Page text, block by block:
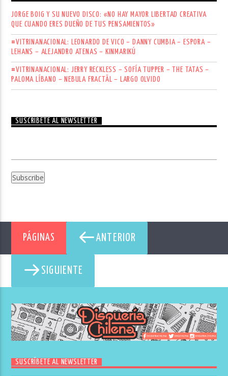
JORGE BOIG Y SU NUEVO DISCO: «NO HAY MAYOR LIBERTAD CREATIVA
QUE CUANDO ERES DUEÑO DE TUS PENSAMIENTOS»
#VITRINANACIONAL: LEONARDO DE VICO – DANNY CUMBIA – ESPORA –
LEHANS – ALEJANDRO ATENAS – KINMARIKÚ
#VITRINANACIONAL: JERRY RECKLESS – SOFÍA TUPPER – THE TATAS –
PALOMA LÍBANO – NEBULA FRACTÄL – LARGO OLVIDO
SUSCRÍBETE AL NEWSLETTER
PÁGINAS ANTERIOR
SIGUIENTE
SUSCRÍBETE AL NEWSLETTER